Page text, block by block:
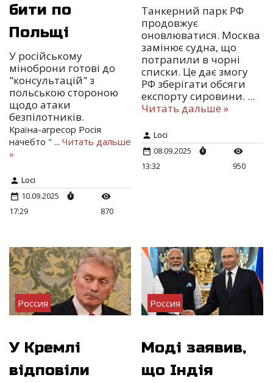
бити по
Польщі
У російському
міноброни готові до
"консультацій" з
польською стороною
щодо атаки
безпілотників.
Країна-агресор Росія
начебто " ... Читать дальше
»
Loci
10.09.2025
17:29
870
Танкерний парк РФ
продовжує
оновлюватися. Москва
замінює судна, що
потрапили в чорні
списки. Це дає змогу
РФ зберігати обсяги
експорту сировини. ...
Читать дальше »
Loci
08.09.2025
13:32
950
Россия
У Кремлі
відповіли
Россия
Моді заявив,
що Індія